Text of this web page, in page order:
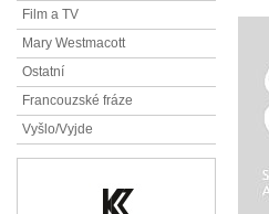
Film a TV
Mary Westmacott
Ostatní
Francouzské fráze
Vyšlo/Vyjde